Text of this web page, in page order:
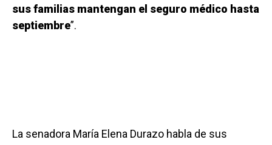
sus familias mantengan el seguro médico hasta
septiembre”.
La senadora María Elena Durazo habla de sus